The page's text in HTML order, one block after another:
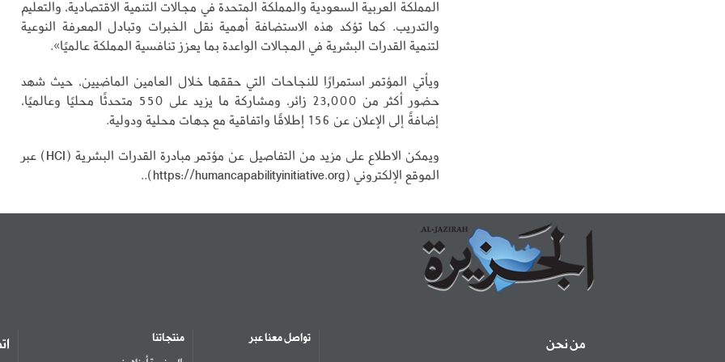
المملكة العربية السعودية والمملكة المتحدة في مجالات التنمية الاقتصادية، والتعليم
والتدريب. كما تؤكد هذه الاستضافة أهمية نقل الخبرات وتبادل المعرفة النوعية
لتنمية القدرات البشرية في المجالات الواعدة بما يعزز تنافسية المملكة عالميًا».
ويأتي المؤتمر استمرارًا للنجاحات التي حققها خلال العامين الماضيين، حيث شهد
حضور أكثر من 23,000 زائر، ومشاركة ما يزيد على 550 متحدثًا محليًا وعالميًا،
إضافةً إلى الإعلان عن 156 إطلاقًا واتفاقية مع جهات محلية ودولية.
ويمكن الاطلاع على مزيد من التفاصيل عن مؤتمر مبادرة القدرات البشرية (HCI) عبر
الموقع الإلكتروني (https://humancapabilityinitiative.org)..
من نحن
تواصل معنا عبر منتجاتنا